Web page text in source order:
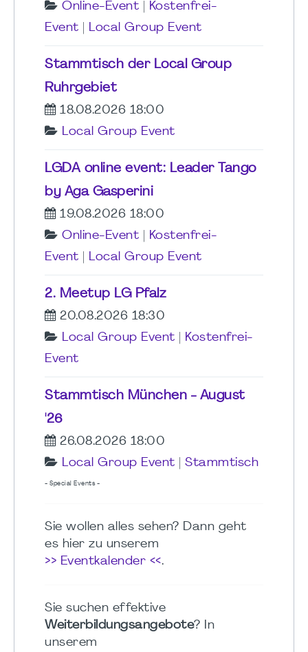
Online-Event
Kostenfrei-
Event
Local Group Event
Stammtisch der Local Group
Ruhrgebiet
18.08.2026 18:00
Local Group Event
LGDA online event: Leader Tango
by Aga Gasperini
19.08.2026 18:00
Online-Event
Kostenfrei-
Event
Local Group Event
2. Meetup LG Pfalz
20.08.2026 18:30
Local Group Event
Kostenfrei-
Event
Stammtisch München - August
'26
26.08.2026 18:00
Local Group Event
Stammtisch
- Special Events -
Sie wollen alles sehen? Dann geht
es hier zu unserem
>> Eventkalender <<.
Sie suchen effektive
Weiterbildungsangebote? In
unserem